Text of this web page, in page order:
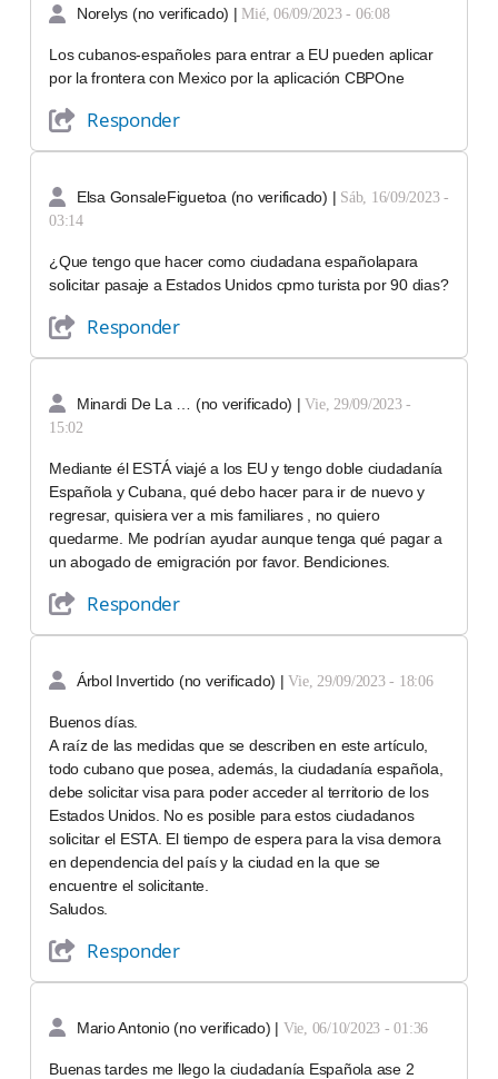
Norelys (no verificado) Mié, 06/09/2023 - 06:08
Los cubanos-españoles para entrar a EU pueden aplicar
por la frontera con Mexico por la aplicación CBPOne
Responder
Elsa GonsaleFiguetoa (no verificado)
Sáb, 16/09/2023 -
03:14
¿Que tengo que hacer como ciudadana españolapara
solicitar pasaje a Estados Unidos cpmo turista por 90 dias?
Responder
Minardi De La … (no verificado) |Vie, 29/09/2023 -
15:02
Mediante él ESTÁ viajé a los EU y tengo doble ciudadanía
Española y Cubana, qué debo hacer para ir de nuevo y
regresar, quisiera ver a mis familiares , no quiero
quedarme. Me podrían ayudar aunque tenga qué pagar a
un abogado de emigración por favor. Bendiciones.
Responder
Árbol Invertido (no verificado) |Vie, 29/09/2023 - 18:06
Buenos días.
A raíz de las medidas que se describen en este artículo,
todo cubano que posea, además, la ciudadanía española,
debe solicitar visa para poder acceder al territorio de los
Estados Unidos. No es posible para estos ciudadanos
solicitar el ESTA. El tiempo de espera para la visa demora
en dependencia del país y la ciudad en la que se
encuentre el solicitante.
Saludos.
Responder
Mario Antonio (no verificado) | Vie, 06/10/2023 - 01:36
Buenas tardes me llego la ciudadanía Española ase 2